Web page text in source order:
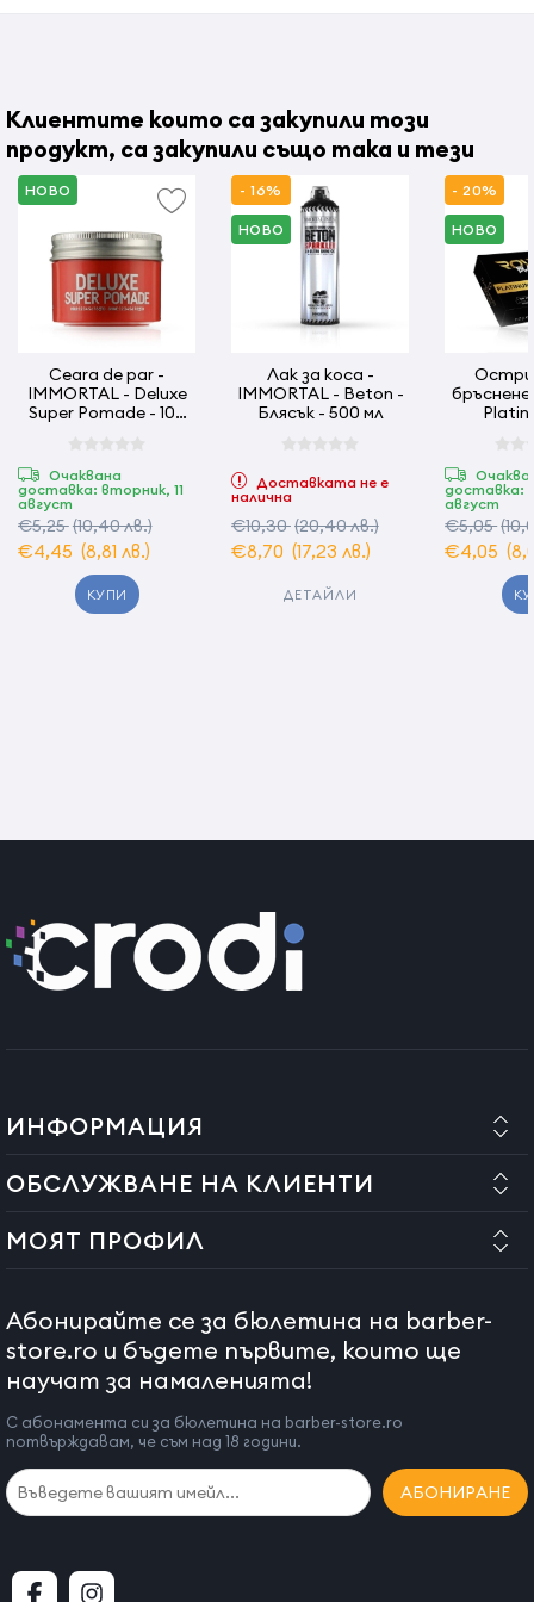
Клиентите които са закупили този
продукт, са закупили също така и тези
НОВО
Ceara de par -
IMMORTAL - Deluxe
Super Pomade - 100
Очаквана
доставка: вторник, 11
август
€5,25(10,40 лв.)
€4,45 (8,81 лв.)
КУПИ
- 16%
НОВО
Лак за коса -
IMMORTAL - Beton -
Блясък - 500 мл
Доставката не е
налична
€10,30(20,40 лв.)
€8,70 (17,23 лв.)
ДЕТАЙЛИ
- 20%
НОВО
бръснене
доставка:
август
€5,05
€4,05
ИНФОРМАЦИЯ
ОБСЛУЖВАНЕ НА КЛИЕНТИ
МОЯТ ПРОФИЛ
Абонирайте се за бюлетина на barber-
store.ro и бъдете първите, които ще
научат за намаленията!
С абонамента си за бюлетина на barber-store.ro
потвърждавам, че съм над 18 години.
АБОНИРАНЕ